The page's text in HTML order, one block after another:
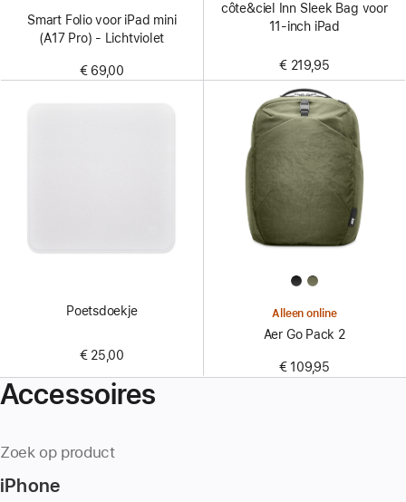
Smart Folio voor iPad mini
(A17 Pro) - Lichtviolet
€ 69,00
côte&ciel Inn Sleek Bag voor
11‑inch iPad
€ 219,95
Poetsdoekje
€ 25,00
Alleen online
Aer Go Pack 2
€ 109,95
Accessoires
Zoek op product
iPhone